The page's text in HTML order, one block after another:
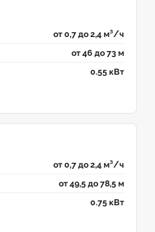
от 0,7 до 2,4 м³/ч
от 46 до 73 м
0.55 кВт
от 0,7 до 2,4 м³/ч
от 49,5 до 78,5 м
0.75 кВт